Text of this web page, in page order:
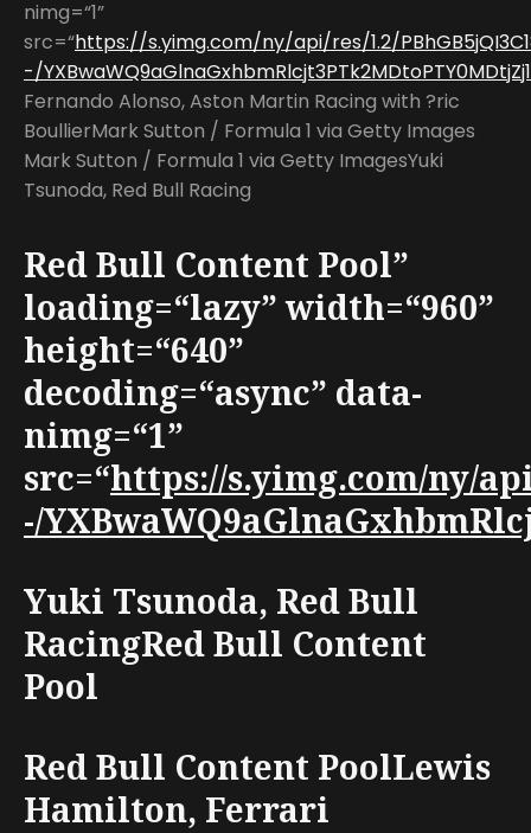
nimg=“1”
src=“https://s.yimg.com/ny/api/res/1.2/
-/
Fernando Alonso, Aston Martin Racing with ?ric
BoullierMark Sutton / Formula 1 via Getty Images
Mark Sutton / Formula 1 via Getty ImagesYuki
Tsunoda, Red Bull Racing
Red Bull Content Pool”
loading=“lazy” width=“960”
height=“640”
decoding=“async” data-
nimg=“1”
src=“https://s.yimg.com/ny/
-/
Yuki Tsunoda, Red Bull
RacingRed Bull Content
Pool
Red Bull Content PoolLewis
Hamilton, Ferrari